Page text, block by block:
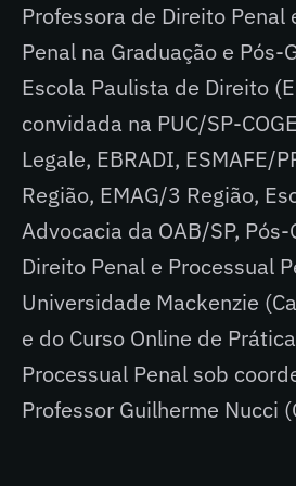
Professora de Direito Penal
Penal na Graduação e Pós-
Escola Paulista de Direito
convidada na PUC/SP-
Legale, EBRADI, ESMAFE/
Região, EMAG/3 Região,
Advocacia da OAB/SP,
Direito Penal e Processual
Universidade Mackenzie
e do Curso Online de
Processual Penal sob
Professor Guilherme Nucci